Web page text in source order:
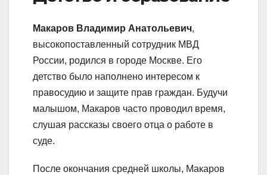
Макаров Владимир Анатольевич,
высокопоставленный сотрудник МВД
России, родился в городе Москве. Его
детство было наполнено интересом к
правосудию и защите прав граждан. Будучи
малышом, Макаров часто проводил время,
слушая рассказы своего отца о работе в
суде.
После окончания средней школы, Макаров